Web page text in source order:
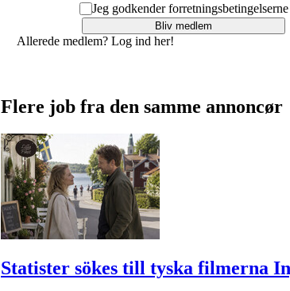
Jeg godkenderforretningsbetingelserne
Bliv medlem
Allerede medlem? Log ind her!
Flere job fra den samme annoncør
Statister sökes till tyska filmerna